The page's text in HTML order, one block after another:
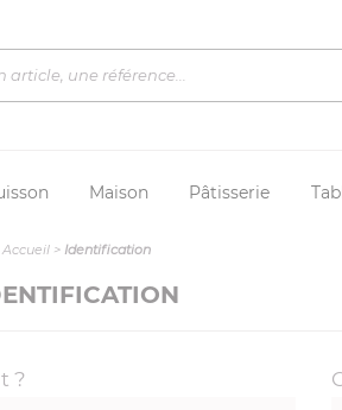
Maison Pâtisserie
Accueil> Identification
?